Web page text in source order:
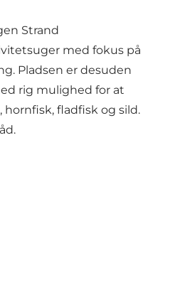
Strand
med fokus på
Pladsen er desuden
rig mulighed for at
hornfisk, fladfisk og sild.